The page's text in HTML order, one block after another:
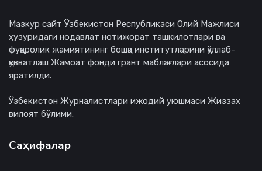
Мазкур сайт Ўзбекистон Республикаси Олий Мажлиси
ҳузуридаги нодавлат нотижорат ташкилотлари ва
фуқаролик жамиятининг бошқа институтларини қўллаб-
қувватлаш Жамоат фонди грант маблағлари асосида
яратилди.
Ўзбекистон Журналистлари ижодий уюшмаси Жиззах
вилоят бўлими.
Саҳифалар